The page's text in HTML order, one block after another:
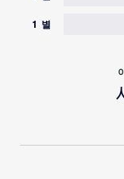
:미국/영국/일
니다.
1 별